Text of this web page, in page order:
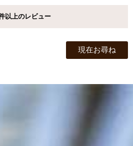
以上のレビュー
現在お尋ね